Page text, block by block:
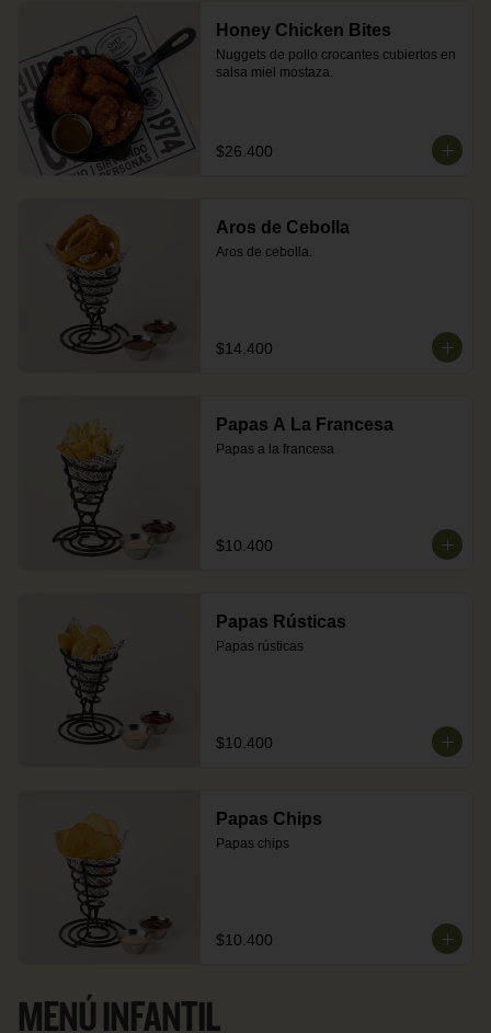
Honey Chicken Bites
Nuggets de pollo crocantes cubiertos en
salsa miel mostaza.
$26.400
Aros de Cebolla
Aros de cebolla.
$14.400
Papas A La Francesa
Papas a la francesa
$10.400
Papas Rústicas
Papas rústicas
$10.400
Papas Chips
Papas chips
$10.400
MENÚ INFANTIL